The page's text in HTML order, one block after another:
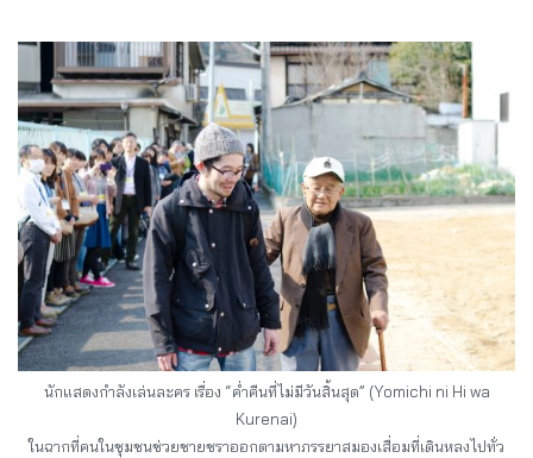
นักแสดงกำลังเล่นละคร เรื่อง “ค่ำคืนที่ไม่มีวันสิ้นสุด” (Yomichi ni Hi wa
Kurenai)
ในฉากที่คนในชุมชนช่วยชายชราออกตามหาภรรยาสมองเสื่อมที่เดินหลงไปทั่ว